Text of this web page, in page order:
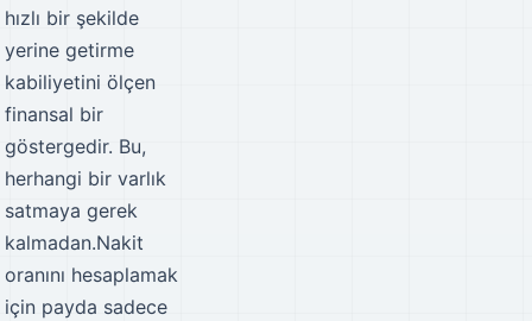
hızlı bir şekilde
yerine getirme
kabiliyetini ölçen
finansal bir
göstergedir. Bu,
herhangi bir varlık
satmaya gerek
kalmadan.Nakit
oranını hesaplamak
için payda sadece